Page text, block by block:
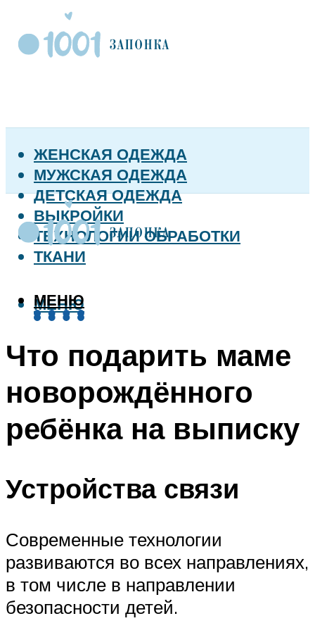
ЖЕНСКАЯ ОДЕЖДА
МУЖСКАЯ ОДЕЖДА
ДЕТСКАЯ ОДЕЖДА
ВЫКРОЙКИ
ТЕХНОЛОГИИ ОБРАБОТКИ
ТКАНИ
МЕНЮ
МЕНЮ
Что подарить маме
новорождённого
ребёнка на выписку
Устройства связи
Современные технологии
развиваются во всех направлениях,
в том числе в направлении
безопасности детей.